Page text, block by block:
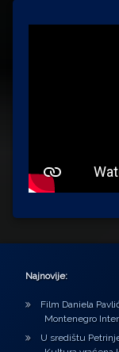
Najnovije:
Film Daniela
Montenegro
U središtu